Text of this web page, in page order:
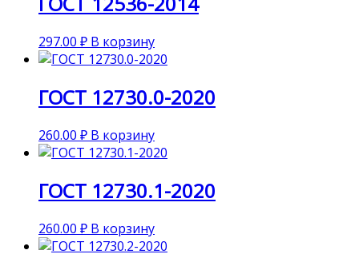
297.00 ₽ В корзину
ГОСТ 12730.0-2020
260.00 ₽ В корзину
ГОСТ 12730.1-2020
260.00 ₽ В корзину